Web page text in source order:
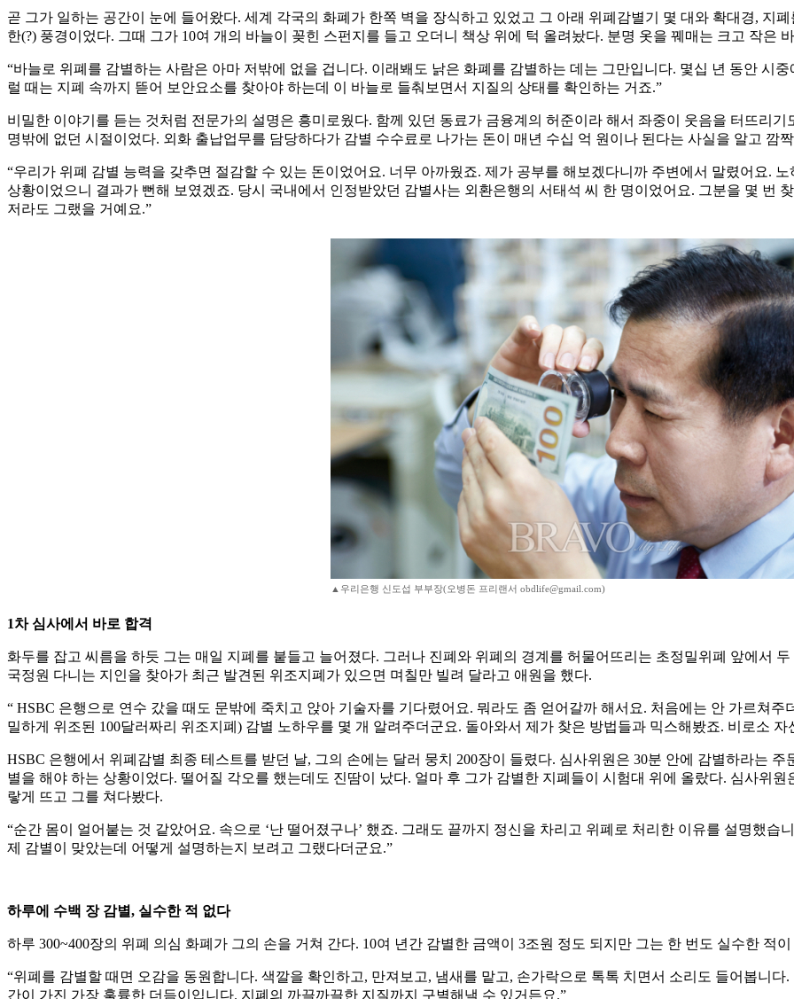
곧 그가 일하는 공간이 눈에 들어왔다. 세계 각국의 화폐가 한쪽 벽을 장식하고 있었고 그 아래 위폐감별기 몇 대와 확대경, 지
한(?) 풍경이었다. 그때 그가 10여 개의 바늘이 꽂힌 스펀지를 들고 오더니 책상 위에 턱 올려놨다. 분명 옷을 꿰매는 크고 작은
“바늘로 위폐를 감별하는 사람은 아마 저밖에 없을 겁니다. 이래봬도 낡은 화폐를 감별하는 데는 그만입니다. 몇십 년 동안 시
럴 때는 지폐 속까지 뜯어 보안요소를 찾아야 하는데 이 바늘로 들춰보면서 지질의 상태를 확인하는 거죠.”
비밀한 이야기를 듣는 것처럼 전문가의 설명은 흥미로웠다. 함께 있던 동료가 금융계의 허준이라 해서 좌중이 웃음을 터뜨리
명밖에 없던 시절이었다. 외화 출납업무를 담당하다가 감별 수수료로 나가는 돈이 매년 수십 억 원이나 된다는 사실을 알고 깜
“우리가 위폐 감별 능력을 갖추면 절감할 수 있는 돈이었어요. 너무 아까웠죠. 제가 공부를 해보겠다니까 주변에서 말렸어요.
상황이었으니 결과가 뻔해 보였겠죠. 당시 국내에서 인정받았던 감별사는 외환은행의 서태석 씨 한 명이었어요. 그분을 몇 번
저라도 그랬을 거예요.”
▲우리은행 신도섭 부부장(오병돈 프리랜서 obdlife@gmail.com)
1차 심사에서 바로 합격
화두를 잡고 씨름을 하듯 그는 매일 지폐를 붙들고 늘어졌다. 그러나 진폐와 위폐의 경계를 허물어뜨리는 초정밀위폐 앞에서
국정원 다니는 지인을 찾아가 최근 발견된 위조지폐가 있으면 며칠만 빌려 달라고 애원을 했다.
“ HSBC 은행으로 연수 갔을 때도 문밖에 죽치고 앉아 기술자를 기다렸어요. 뭐라도 좀 얻어갈까 해서요. 처음에는 안 가르쳐
밀하게 위조된 100달러짜리 위조지폐) 감별 노하우를 몇 개 알려주더군요. 돌아와서 제가 찾은 방법들과 믹스해봤죠. 비로소 자
HSBC 은행에서 위폐감별 최종 테스트를 받던 날, 그의 손에는 달러 뭉치 200장이 들렸다. 심사위원은 30분 안에 감별하라는
별을 해야 하는 상황이었다. 떨어질 각오를 했는데도 진땀이 났다. 얼마 후 그가 감별한 지폐들이 시험대 위에 올랐다. 심사위원
랗게 뜨고 그를 쳐다봤다.
“순간 몸이 얼어붙는 것 같았어요. 속으로 ‘난 떨어졌구나’ 했죠. 그래도 끝까지 정신을 차리고 위폐로 처리한 이유를 설명했
제 감별이 맞았는데 어떻게 설명하는지 보려고 그랬다더군요.”
하루에 수백 장 감별, 실수한 적 없다
하루 300~400장의 위폐 의심 화폐가 그의 손을 거쳐 간다. 10여 년간 감별한 금액이 3조원 정도 되지만 그는 한 번도 실수한 적
“위폐를 감별할 때면 오감을 동원합니다. 색깔을 확인하고, 만져보고, 냄새를 맡고, 손가락으로 톡톡 치면서 소리도 들어봅니
간이 가진 가장 훌륭한 더듬이입니다. 지폐의 까끌까끌한 지질까지 구별해낼 수 있거든요.”